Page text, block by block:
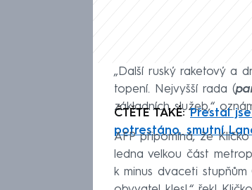
„Další ruský raketový a
topení. Nejvyšší rada (
základních služeb,“
ČTĚTE TAKÉ:Přestal
potrestáno, smutní
AFP připomíná, že
ledna velkou část
k minus dvaceti